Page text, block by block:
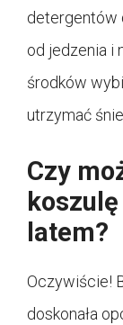
detergentów
od jedzenia i
środków
utrzymać
Czy
latem?
Oczywiście!
doskonała